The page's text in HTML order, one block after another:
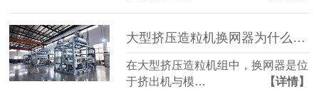
大型挤压造粒机换网器为什么需要加热？
在大型挤压造粒机组中，换网器是位
于挤出机与模…
【详情】